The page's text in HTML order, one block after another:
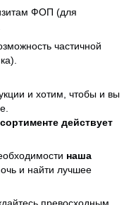
ФОП (для
частичной
и хотим, чтобы и вы
действует
наша
и найти лучшее